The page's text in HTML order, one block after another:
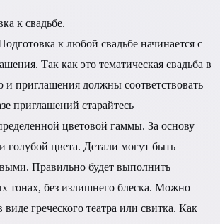
к свадьбе.
к любой свадьбе начинается с
Так как это тематическая свадьба в
и приглашения должны соответствовать
приглашений старайтесь
цветовой гаммы. За основу
голубой цвета. Детали могут быть
Правильно будет выполнить
тонах, без излишнего блеска. Можно
виде греческого театра или свитка. Как